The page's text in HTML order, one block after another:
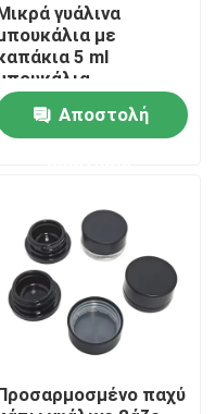
γυάλινα
με
5 ml
Αποστολή
παχύ